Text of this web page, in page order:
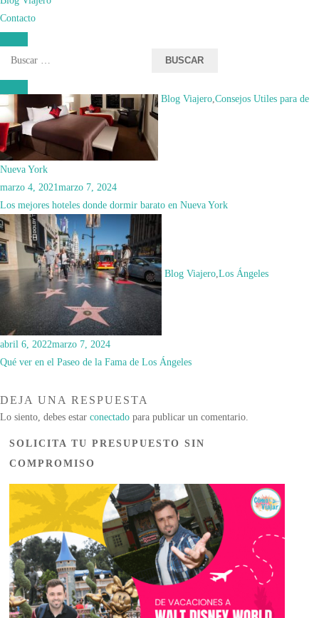
Contacto
Buscar:
octubre 12, 2025
Viaja seguro a Nueva York ASÍ
Blog Viajero,Consejos Útiles para de
Nueva York
marzo 4, 2021marzo 7, 2024
Los mejores hoteles donde dormir barato en Nueva York
Blog Viajero,Los Ángeles
abril 6, 2022marzo 7, 2024
Qué ver en el Paseo de la Fama de Los Ángeles
DEJA UNA RESPUESTA
Lo siento, debes estar conectado para publicar un comentario.
SOLICITA TU PRESUPUESTO SIN
COMPROMISO